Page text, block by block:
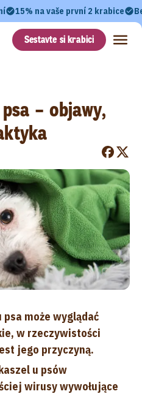
15% na vaše první 2 krabice
Sestavte si krabici
– objawy,
może wyglądać
w rzeczywistości
jego przyczyną.
u psów
wirusy wywołujące